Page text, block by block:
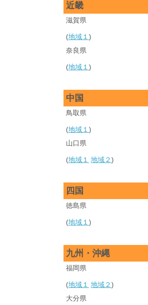
近畿
滋賀県
(地域１ )
奈良県
(地域１ )
中国
鳥取県
(地域１ )
山口県
(地域１ 地域２)
四国
徳島県
(地域１ )
九州・沖縄
福岡県
(地域１ 地域２)
大分県